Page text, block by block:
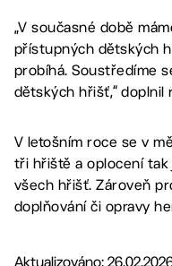
„V současné době
přístupných dětských
probíhá. Soustředíme
dětských hřišť,“ doplnil
V letošním roce se v
tři hřiště a oplocení
všech hřišť. Zároveň
doplňování či opravy
Aktualizováno: